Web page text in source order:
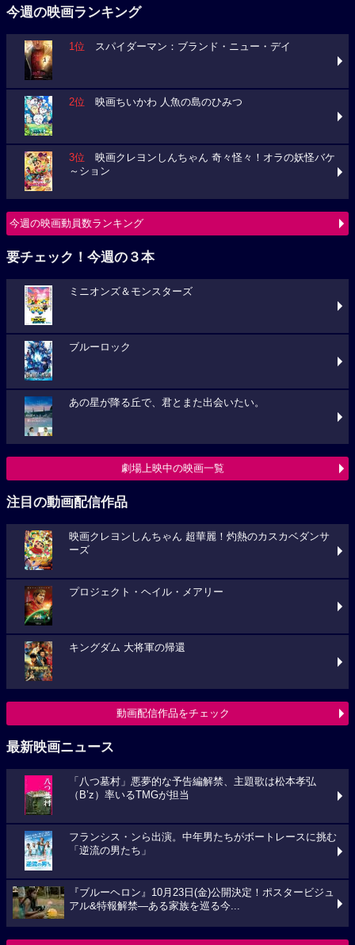
今週の映画ランキング
1位 スパイダーマン：ブランド・ニュー・デイ
2位 映画ちいかわ 人魚の島のひみつ
3位 映画クレヨンしんちゃん 奇々怪々！オラの妖怪バケ
～ション
今週の映画動員数ランキング
要チェック！今週の３本
ミニオンズ＆モンスターズ
ブルーロック
あの星が降る丘で、君とまた出会いたい。
劇場上映中の映画一覧
注目の動画配信作品
映画クレヨンしんちゃん 超華麗！灼熱のカスカベダンサ
ーズ
プロジェクト・ヘイル・メアリー
キングダム 大将軍の帰還
動画配信作品をチェック
最新映画ニュース
「八つ墓村」悪夢的な予告編解禁、主題歌は松本孝弘
（B’z）率いるTMGが担当
フランシス・ンら出演。中年男たちがボートレースに挑む
「逆流の男たち」
『ブルーヘロン』10月23日(金)公開決定！ポスタービジュ
アル&特報解禁―ある家族を巡る今...